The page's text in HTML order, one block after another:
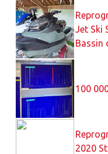
Jet Ski
Bassin
100
2020